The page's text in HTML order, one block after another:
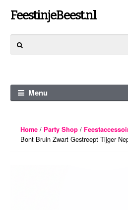
Ga
naar
navigatie
Ga
naar
de
FeestinjeBeest.nl
naar:
Menu
Home/ Party Shop/
Bont Bruin Zwart Gestreept Tijger